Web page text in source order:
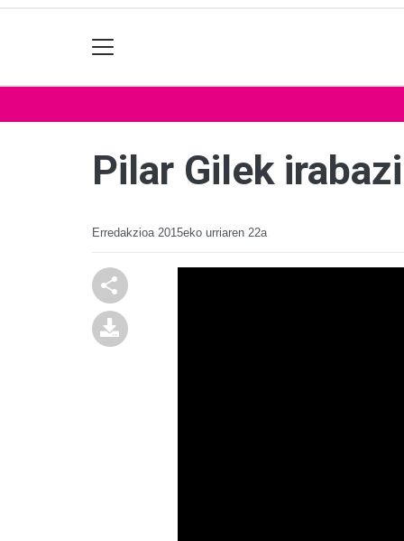
Pilar Gilek
Erredakzioa 2015eko urriaren 22a